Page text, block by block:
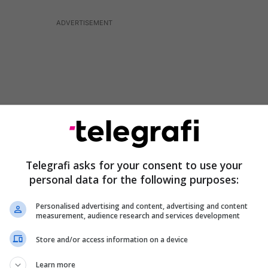
mungesë në tregun muzikor, Vesa Luma u
e këngës melankolike tejet të njohur dhe tejet të
Telegrafi asks for your consent to use your
personal data for the following purposes:
Personalised advertising and content, advertising and content
measurement, audience research and services development
Store and/or access information on a device
Learn more